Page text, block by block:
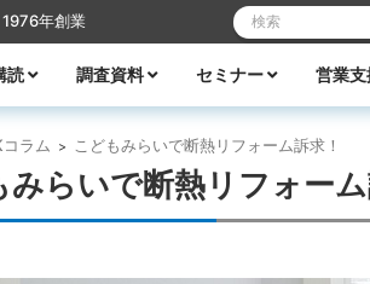
年創業 検索:
読
調査資料 セミナー 営業
ラム > こどもみらいで断熱リフォーム訴求！
みらいで断熱リフォーム